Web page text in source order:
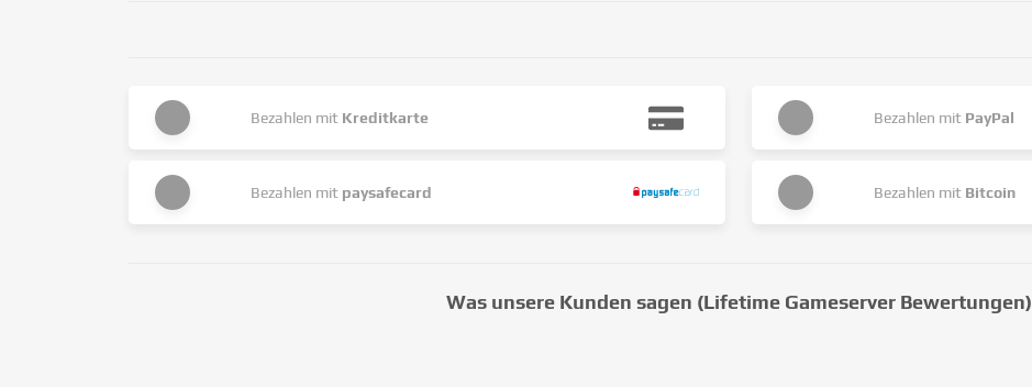
Bezahlen mit Kreditkarte Bezahlen mit PayPal
Bezahlen mit paysafecard Bezahlen mit Bitcoin
Was unsere Kunden sagen (Lifetime Gameserver Bewertungen)